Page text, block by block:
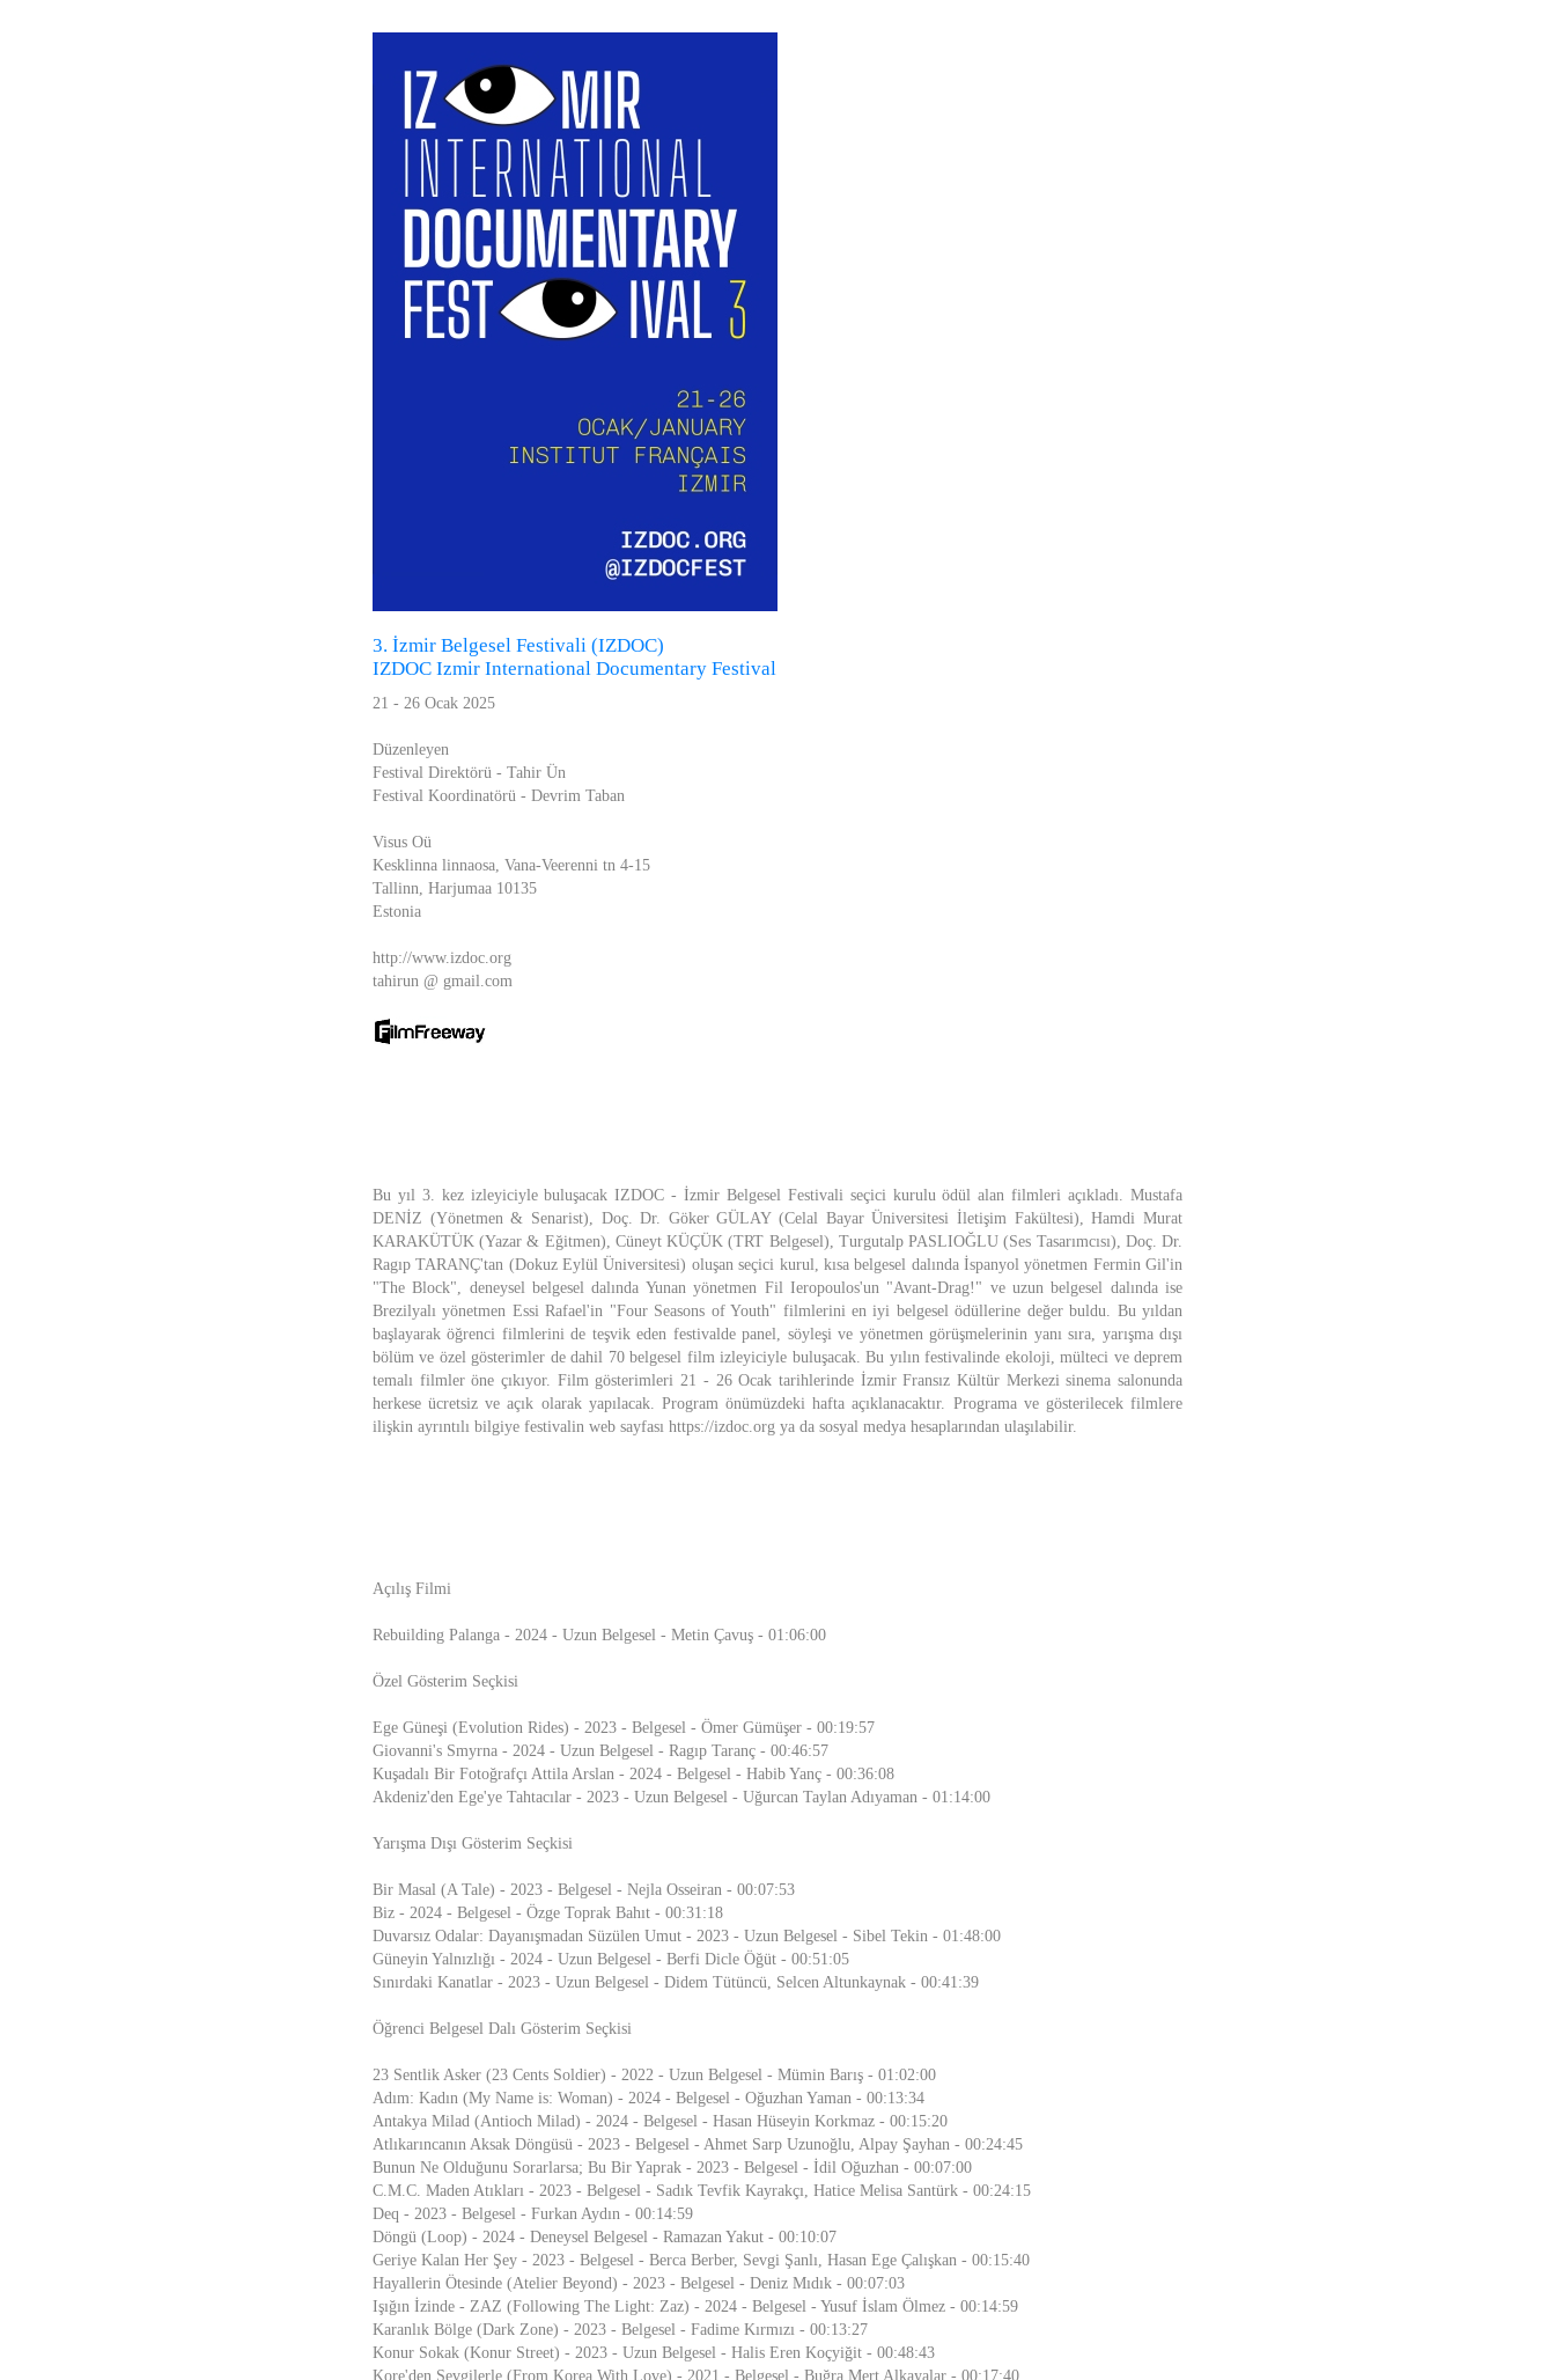
3. İzmir Belgesel Festivali (IZDOC)
IZDOC Izmir International Documentary Festival
21 - 26 Ocak 2025
Düzenleyen
Festival Direktörü - Tahir Ün
Festival Koordinatörü - Devrim Taban
Visus Oü
Kesklinna linnaosa, Vana-Veerenni tn 4-15
Tallinn, Harjumaa 10135
Estonia
http://www.izdoc.org
tahirun @ gmail.com
Bu yıl 3. kez izleyiciyle buluşacak IZDOC - İzmir Belgesel Festivali seçici kurulu ödül alan filmleri açıkladı. Mustafa
DENİZ (Yönetmen & Senarist), Doç. Dr. Göker GÜLAY (Celal Bayar Üniversitesi İletişim Fakültesi), Hamdi Murat
KARAKÜTÜK (Yazar & Eğitmen), Cüneyt KÜÇÜK (TRT Belgesel), Turgutalp PASLIOĞLU (Ses Tasarımcısı), Doç. Dr.
Ragıp TARANÇ'tan (Dokuz Eylül Üniversitesi) oluşan seçici kurul, kısa belgesel dalında İspanyol yönetmen Fermin Gil'in
"The Block", deneysel belgesel dalında Yunan yönetmen Fil Ieropoulos'un "Avant-Drag!" ve uzun belgesel dalında ise
Brezilyalı yönetmen Essi Rafael'in "Four Seasons of Youth" filmlerini en iyi belgesel ödüllerine değer buldu. Bu yıldan
başlayarak öğrenci filmlerini de teşvik eden festivalde panel, söyleşi ve yönetmen görüşmelerinin yanı sıra, yarışma dışı
bölüm ve özel gösterimler de dahil 70 belgesel film izleyiciyle buluşacak. Bu yılın festivalinde ekoloji, mülteci ve deprem
temalı filmler öne çıkıyor. Film gösterimleri 21 - 26 Ocak tarihlerinde İzmir Fransız Kültür Merkezi sinema salonunda
herkese ücretsiz ve açık olarak yapılacak. Program önümüzdeki hafta açıklanacaktır. Programa ve gösterilecek filmlere
ilişkin ayrıntılı bilgiye festivalin web sayfası https://izdoc.org ya da sosyal medya hesaplarından ulaşılabilir.
Açılış Filmi
Rebuilding Palanga - 2024 - Uzun Belgesel - Metin Çavuş - 01:06:00
Özel Gösterim Seçkisi
Ege Güneşi (Evolution Rides) - 2023 - Belgesel - Ömer Gümüşer - 00:19:57
Giovanni's Smyrna - 2024 - Uzun Belgesel - Ragıp Taranç - 00:46:57
Kuşadalı Bir Fotoğrafçı Attila Arslan - 2024 - Belgesel - Habib Yanç - 00:36:08
Akdeniz'den Ege'ye Tahtacılar - 2023 - Uzun Belgesel - Uğurcan Taylan Adıyaman - 01:14:00
Yarışma Dışı Gösterim Seçkisi
Bir Masal (A Tale) - 2023 - Belgesel - Nejla Osseiran - 00:07:53
Biz - 2024 - Belgesel - Özge Toprak Bahıt - 00:31:18
Duvarsız Odalar: Dayanışmadan Süzülen Umut - 2023 - Uzun Belgesel - Sibel Tekin - 01:48:00
Güneyin Yalnızlığı - 2024 - Uzun Belgesel - Berfi Dicle Öğüt - 00:51:05
Sınırdaki Kanatlar - 2023 - Uzun Belgesel - Didem Tütüncü, Selcen Altunkaynak - 00:41:39
Öğrenci Belgesel Dalı Gösterim Seçkisi
23 Sentlik Asker (23 Cents Soldier) - 2022 - Uzun Belgesel - Mümin Barış - 01:02:00
Adım: Kadın (My Name is: Woman) - 2024 - Belgesel - Oğuzhan Yaman - 00:13:34
Antakya Milad (Antioch Milad) - 2024 - Belgesel - Hasan Hüseyin Korkmaz - 00:15:20
Atlıkarıncanın Aksak Döngüsü - 2023 - Belgesel - Ahmet Sarp Uzunoğlu, Alpay Şayhan - 00:24:45
Bunun Ne Olduğunu Sorarlarsa; Bu Bir Yaprak - 2023 - Belgesel - İdil Oğuzhan - 00:07:00
C.M.C. Maden Atıkları - 2023 - Belgesel - Sadık Tevfik Kayrakçı, Hatice Melisa Santürk - 00:24:15
Deq - 2023 - Belgesel - Furkan Aydın - 00:14:59
Döngü (Loop) - 2024 - Deneysel Belgesel - Ramazan Yakut - 00:10:07
Geriye Kalan Her Şey - 2023 - Belgesel - Berca Berber, Sevgi Şanlı, Hasan Ege Çalışkan - 00:15:40
Hayallerin Ötesinde (Atelier Beyond) - 2023 - Belgesel - Deniz Mıdık - 00:07:03
Işığın İzinde - ZAZ (Following The Light: Zaz) - 2024 - Belgesel - Yusuf İslam Ölmez - 00:14:59
Karanlık Bölge (Dark Zone) - 2023 - Belgesel - Fadime Kırmızı - 00:13:27
Konur Sokak (Konur Street) - 2023 - Uzun Belgesel - Halis Eren Koçyiğit - 00:48:43
Kore'den Sevgilerle (From Korea With Love) - 2021 - Belgesel - Buğra Mert Alkayalar - 00:17:40